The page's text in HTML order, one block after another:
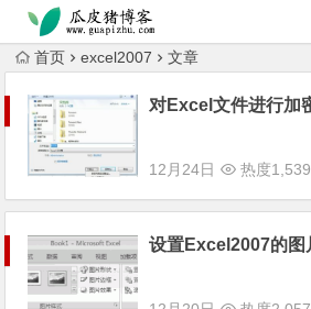
跳转到主内容
首页 excel2007 文章
对Excel文件进行加
12月24日 热度
设置Excel2007的图